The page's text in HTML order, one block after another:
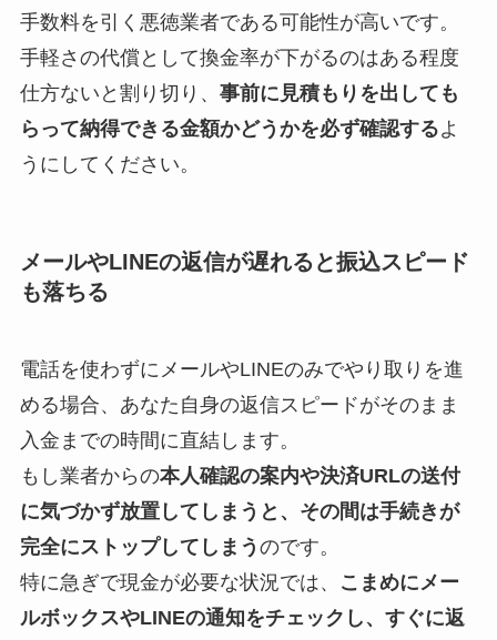
手数料を引く悪徳業者である可能性が高いです。
手軽さの代償として換金率が下がるのはある程度
仕方ないと割り切り、 事前に見積もりを出しても
らって納得できる金額かどうかを必ず確認するよ
うにしてください。
メールやLINEの返信が遅れると振込スピード
も落ちる
電話を使わずにメールやLINEのみでやり取りを進
める場合、あなた自身の返信スピードがそのまま
入金までの時間に直結します。
もし業者からの本人確認の案内や決済URLの送付
に気づかず放置してしまうと、その間は手続きが
完全にストップしてしまう のです。
特に急ぎで現金が必要な状況では、
こまめにメー
ルボックスやLINEの通知をチェックし、すぐに返